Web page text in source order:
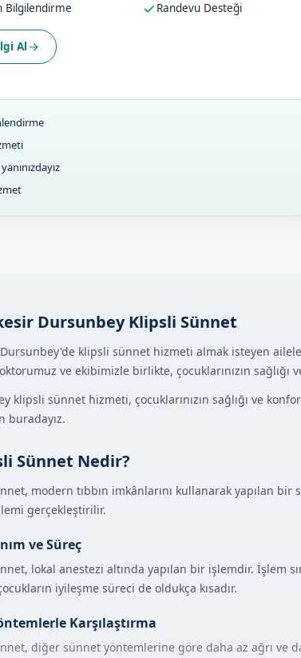
Bilgilendirme
Randevu Desteği
Al
Dursunbey Klipsli Sünnet
Dursunbey'de klipsli sünnet hizmeti almak isteyen
ve ekibimizle birlikte, çocuklarınızın
klipsli sünnet hizmeti, çocuklarınızın sağlığı ve
buradayız.
Sünnet Nedir?
modern tıbbın imkânlarını kullanarak yapılan
gerçekleştirilir.
ve Süreç
lokal anestezi altında yapılan bir işlemdir. İşlem
iyileşme süreci de oldukça kısadır.
Karşılaştırma
diğer sünnet yöntemlerine göre daha az ağrı ve